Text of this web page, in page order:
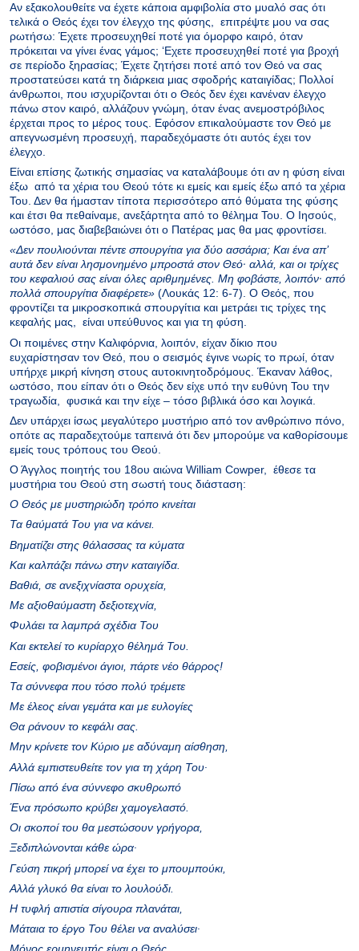
Αν εξακολουθείτε να έχετε κάποια αμφιβολία στο μυαλό σας ότι
τελικά ο Θεός έχει τον έλεγχο της φύσης, επιτρέψτε μου να σας
ρωτήσω: Έχετε προσευχηθεί ποτέ για όμορφο καιρό, όταν
πρόκειται να γίνει ένας γάμος; ‘Εχετε προσευχηθεί ποτέ για βροχή
σε περίοδο ξηρασίας; Έχετε ζητήσει ποτέ από τον Θεό να σας
προστατεύσει κατά τη διάρκεια μιας σφοδρής καταιγίδας; Πολλοί
άνθρωποι, που ισχυρίζονται ότι ο Θεός δεν έχει κανέναν έλεγχο
πάνω στον καιρό, αλλάζουν γνώμη, όταν ένας ανεμοστρόβιλος
έρχεται προς το μέρος τους. Εφόσον επικαλούμαστε τον Θεό με
απεγνωσμένη προσευχή, παραδεχόμαστε ότι αυτός έχει τον
έλεγχο.
Είναι επίσης ζωτικής σημασίας να καταλάβουμε ότι αν η φύση είναι
έξω από τα χέρια του Θεού τότε κι εμείς και εμείς έξω από τα χέρια
Του. Δεν θα ήμασταν τίποτα περισσότερο από θύματα της φύσης
και έτσι θα πεθαίναμε, ανεξάρτητα από το θέλημα Του. Ο Ιησούς,
ωστόσο, μας διαβεβαιώνει ότι ο Πατέρας μας θα μας φροντίσει.
«Δεν πουλιούνται πέντε σπουργίτια για δύο ασσάρια; Kαι ένα απ’
αυτά δεν είναι λησμονημένο μπροστά στον Θεό· αλλά, και οι τρίχες
του κεφαλιού σας είναι όλες αριθμημένες. Mη φοβάστε, λοιπόν· από
πολλά σπουργίτια διαφέρετε» (Λουκάς 12: 6-7). Ο Θεός, που
φροντίζει τα μικροσκοπικά σπουργίτια και μετράει τις τρίχες της
κεφαλής μας, είναι υπεύθυνος και για τη φύση.
Οι ποιμένες στην Καλιφόρνια, λοιπόν, είχαν δίκιο που
ευχαρίστησαν τον Θεό, που ο σεισμός έγινε νωρίς το πρωί, όταν
υπήρχε μικρή κίνηση στους αυτοκινητοδρόμους. Έκαναν λάθος,
ωστόσο, που είπαν ότι ο Θεός δεν είχε υπό την ευθύνη Του την
τραγωδία, φυσικά και την είχε – τόσο βιβλικά όσο και λογικά.
Δεν υπάρχει ίσως μεγαλύτερο μυστήριο από τον ανθρώπινο πόνο,
οπότε ας παραδεχτούμε ταπεινά ότι δεν μπορούμε να καθορίσουμε
εμείς τους τρόπους του Θεού.
Ο Άγγλος ποιητής του 18ου αιώνα William Cowper, έθεσε τα
μυστήρια του Θεού στη σωστή τους διάσταση:
Ο Θεός με μυστηριώδη τρόπο κινείται
Τα θαύματά Του για να κάνει.
Βηματίζει στης θάλασσας τα κύματα
Και καλπάζει πάνω στην καταιγίδα.
Βαθιά, σε ανεξιχνίαστα ορυχεία,
Με αξιοθαύμαστη δεξιοτεχνία,
Φυλάει τα λαμπρά σχέδια Του
Και εκτελεί το κυρίαρχο θέλημά Του.
Εσείς, φοβισμένοι άγιοι, πάρτε νέο θάρρος!
Τα σύννεφα που τόσο πολύ τρέμετε
Με έλεος είναι γεμάτα και με ευλογίες
Θα ράνουν το κεφάλι σας.
Μην κρίνετε τον Κύριο με αδύναμη αίσθηση,
Αλλά εμπιστευθείτε τον για τη χάρη Του∙
Πίσω από ένα σύννεφο σκυθρωπό
Ένα πρόσωπο κρύβει χαμογελαστό.
Οι σκοποί του θα μεστώσουν γρήγορα,
Ξεδιπλώνονται κάθε ώρα∙
Γεύση πικρή μπορεί να έχει το μπουμπούκι,
Αλλά γλυκό θα είναι το λουλούδι.
Η τυφλή απιστία σίγουρα πλανάται,
Μάταια το έργο Του θέλει να αναλύσει∙